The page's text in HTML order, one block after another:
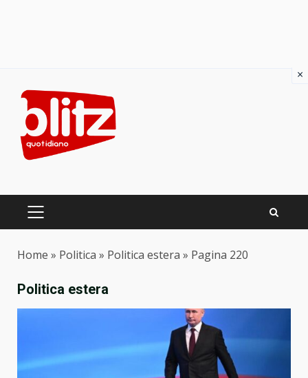
content
PRIMARY
Home » Politica » Politica estera » Pagina 220
Politica estera
×